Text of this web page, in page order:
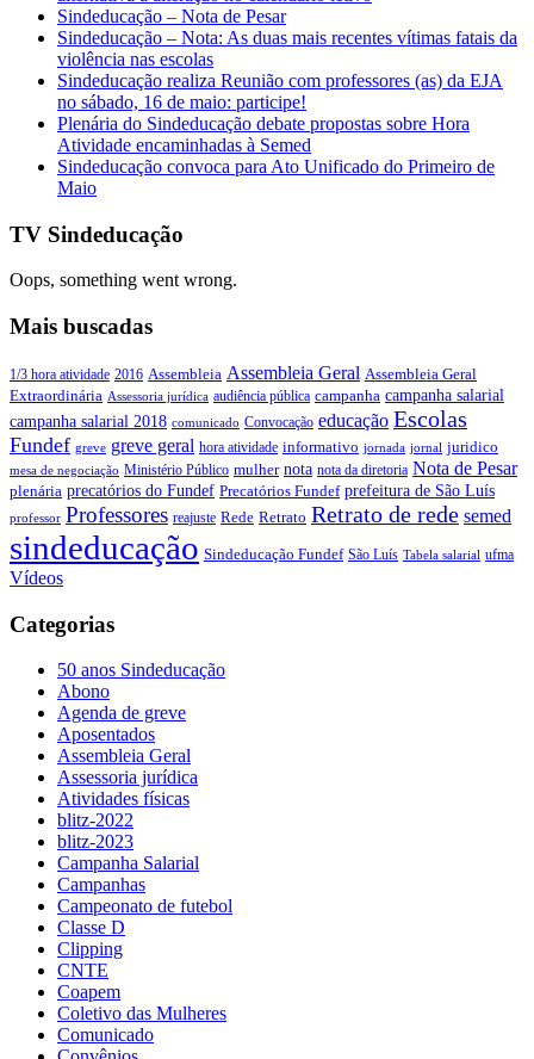
Sindeducação – Nota de Pesar
Sindeducação – Nota: As duas mais recentes vítimas fatais da
violência nas escolas
Sindeducação realiza Reunião com professores (as) da EJA
no sábado, 16 de maio: participe!
Plenária do Sindeducação debate propostas sobre Hora
Atividade encaminhadas à Semed
Sindeducação convoca para Ato Unificado do Primeiro de
Maio
TV Sindeducação
Oops, something went wrong.
Mais buscadas
1/3 hora atividade 2016 Assembleia Assembleia Geral Assembleia Geral
Extraordinária Assessoria jurídica audiência pública campanha campanha salarial
campanha salarial 2018 comunicado Convocação educação Escolas
Fundef greve greve geral hora atividade informativo jornada jornal juridico
mesa de negociação Ministério Público mulher nota nota da diretoria Nota de Pesar
plenária precatórios do Fundef Precatórios Fundef prefeitura de São Luís
professor Professores reajuste Rede Retrato Retrato de rede semed
sindeducação Sindeducação Fundef São Luís Tabela salarial ufma
Vídeos
Categorias
50 anos Sindeducação
Abono
Agenda de greve
Aposentados
Assembleia Geral
Assessoria jurídica
Atividades físicas
blitz-2022
blitz-2023
Campanha Salarial
Campanhas
Campeonato de futebol
Classe D
Clipping
CNTE
Coapem
Coletivo das Mulheres
Comunicado